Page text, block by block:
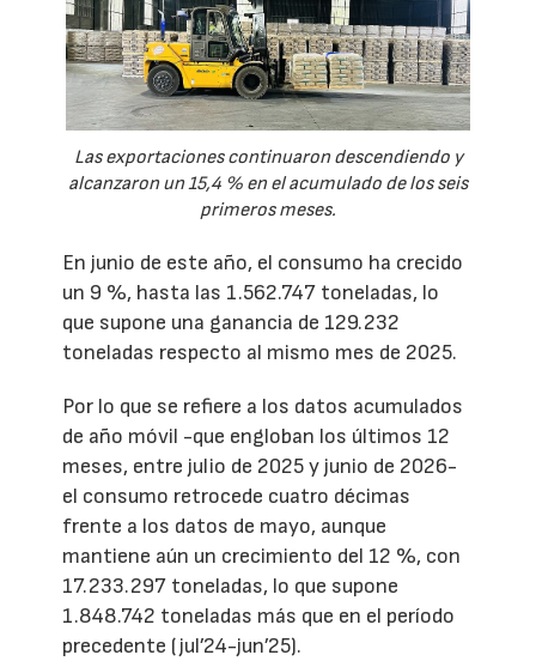
Las exportaciones continuaron descendiendo y
alcanzaron un 15,4 % en el acumulado de los seis
primeros meses.
En junio de este año, el consumo ha crecido
un 9 %, hasta las 1.562.747 toneladas, lo
que supone una ganancia de 129.232
toneladas respecto al mismo mes de 2025.
Por lo que se refiere a los datos acumulados
de año móvil -que engloban los últimos 12
meses, entre julio de 2025 y junio de 2026-
el consumo retrocede cuatro décimas
frente a los datos de mayo, aunque
mantiene aún un crecimiento del 12 %, con
17.233.297 toneladas, lo que supone
1.848.742 toneladas más que en el período
precedente (jul’24-jun’25).